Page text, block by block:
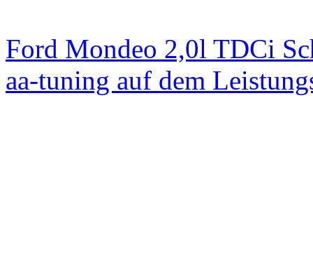
Ford Mondeo 2,0l TDCi
aa-tuning auf dem